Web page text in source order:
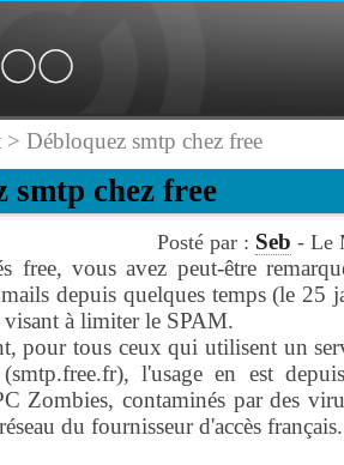
> Débloquez smtp chez free
smtp chez free
Posté par : Seb - Le
free, vous avez peut-être
depuis quelques temps (le 25
visant à limiter le SPAM.
pour tous ceux qui utilisent un
l'usage en est
Zombies, contaminés par des
du fournisseur d'accès français.